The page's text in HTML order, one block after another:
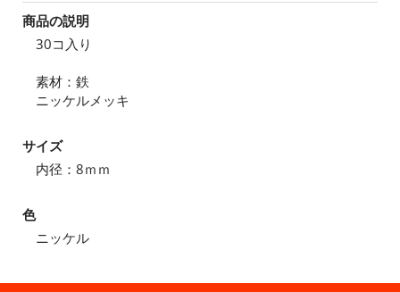
商品の説明
30コ入り
素材：鉄
ニッケルメッキ
サイズ
内径：8ｍｍ
色
ニッケル